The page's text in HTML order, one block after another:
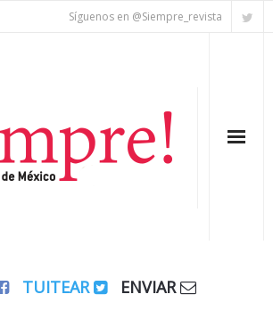
Síguenos en @Siempre_revista
TUITEAR
ENVIAR